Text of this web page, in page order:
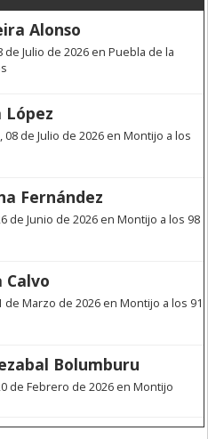
Alonso
de Julio de 2026 en Puebla de la
López
de Julio de 2026 en Montijo a los
Fernández
de Junio de 2026 en Montijo a los 98
Calvo
de Marzo de 2026 en Montijo a los 91
Bolumburu
de Febrero de 2026 en Montijo